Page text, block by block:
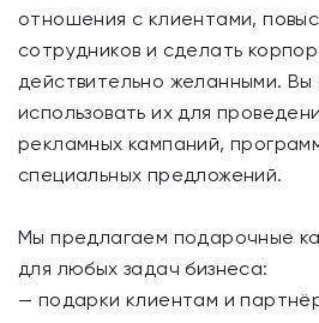
отношения с клиентами,
сотрудников и сделать
действительно желанными. Вы
использовать их для
рекламных кампаний,
специальных предложений.
Мы предлагаем подарочные
для любых задач бизнеса:
— подарки клиентам и